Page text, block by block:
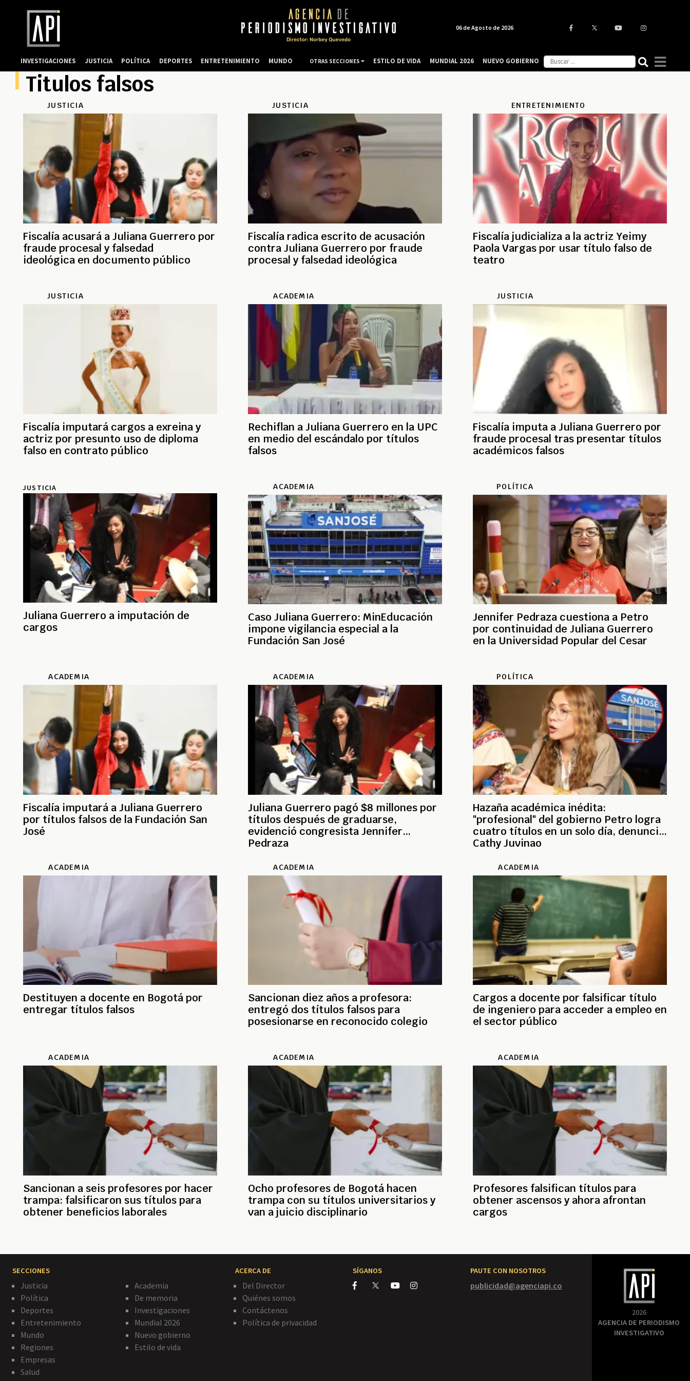
Titulos falsos
JUSTICIA
Fiscalía acusará a Juliana Guerrero por
fraude procesal y falsedad
ideológica en documento público
JUSTICIA
Fiscalía radica escrito de acusación
contra Juliana Guerrero por fraude
procesal y falsedad ideológica
ENTRETENIMIENTO
Fiscalía judicializa a la actriz Yeimy
Paola Vargas por usar título falso de
teatro
JUSTICIA
Fiscalía imputará cargos a exreina y
actriz por presunto uso de diploma
falso en contrato público
ACADEMIA
Rechiflan a Juliana Guerrero en la UPC
en medio del escándalo por títulos
falsos
JUSTICIA
Fiscalía imputa a Juliana Guerrero por
fraude procesal tras presentar títulos
académicos falsos
JUSTICIA
Juliana Guerrero a imputación de
cargos
ACADEMIA
Caso Juliana Guerrero: MinEducación
impone vigilancia especial a la
Fundación San José
POLÍTICA
Jennifer Pedraza cuestiona a Petro
por continuidad de Juliana Guerrero
en la Universidad Popular del Cesar
ACADEMIA
Fiscalía imputará a Juliana Guerrero
por títulos falsos de la Fundación San
José
ACADEMIA
Juliana Guerrero pagó $8 millones por
títulos después de graduarse,
evidenció congresista Jennifer
Pedraza
POLÍTICA
Hazaña académica inédita:
"profesional" del gobierno Petro logra
cuatro títulos en un solo día, denuncia
Cathy Juvinao
ACADEMIA
Destituyen a docente en Bogotá por
entregar títulos falsos
ACADEMIA
Sancionan diez años a profesora:
entregó dos títulos falsos para
posesionarse en reconocido colegio
ACADEMIA
Cargos a docente por falsificar título
de ingeniero para acceder a empleo en
el sector público
ACADEMIA
Sancionan a seis profesores por hacer
trampa: falsificaron sus títulos para
obtener beneficios laborales
ACADEMIA
Ocho profesores de Bogotá hacen
trampa con su títulos universitarios y
van a juicio disciplinario
ACADEMIA
Profesores falsifican títulos para
obtener ascensos y ahora afrontan
cargos
SECCIONES
Justicia
Política
Deportes
Entretenimiento
Mundo
Regiones
Empresas
Salud
Academia
De memoria
Investigaciones
Mundial 2026
Nuevo gobierno
Estilo de vida
ACERCA DE
Del Director
Quiénes somos
Contáctenos
Política de privacidad
SÍGANOS PAUTE CON NOSOTROS
publicidad@agenciapi.co
2026
AGENCIA DE PERIODISMO
INVESTIGATIVO
06 de Agosto de 2026
INVESTIGACIONES JUSTICIA POLÍTICA DEPORTES ENTRETENIMIENTO MUNDO OTRAS SECCIONES ESTILO DE VIDA MUNDIAL 2026 NUEVO GOBIERNO